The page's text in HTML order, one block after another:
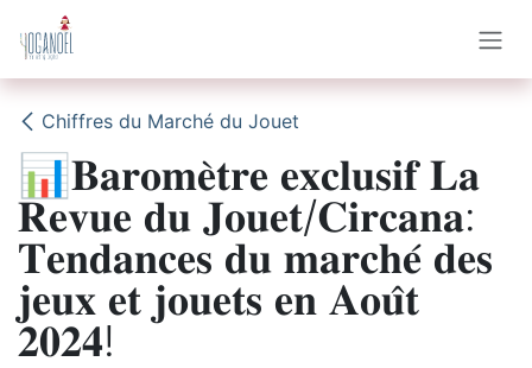
Se rendre au contenu
Chiffres du Marché du Jouet
📊𝐁𝐚𝐫𝐨𝐦𝐞̀𝐭𝐫𝐞 𝐞𝐱𝐜𝐥𝐮𝐬𝐢𝐟 𝐋𝐚
𝐑𝐞𝐯𝐮𝐞 𝐝𝐮 𝐉𝐨𝐮𝐞𝐭/𝐂𝐢𝐫𝐜𝐚𝐧𝐚:
𝐓𝐞𝐧𝐝𝐚𝐧𝐜𝐞𝐬 𝐝𝐮 𝐦𝐚𝐫𝐜𝐡𝐞́ 𝐝𝐞𝐬
𝐣𝐞𝐮𝐱 𝐞𝐭 𝐣𝐨𝐮𝐞𝐭𝐬 𝐞𝐧 𝐀𝐨𝐮̂𝐭
𝟐𝟎𝟐𝟒!